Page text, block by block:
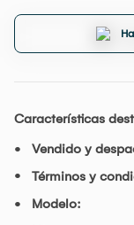
Características
Vendido y
Términos y
Modelo: